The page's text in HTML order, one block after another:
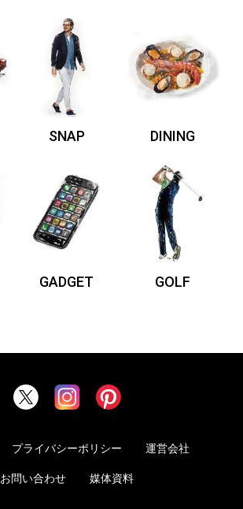
SNAP DINING
GADGET GOLF
プライバシーポリシー 運営会社
お問い合わせ 媒体資料